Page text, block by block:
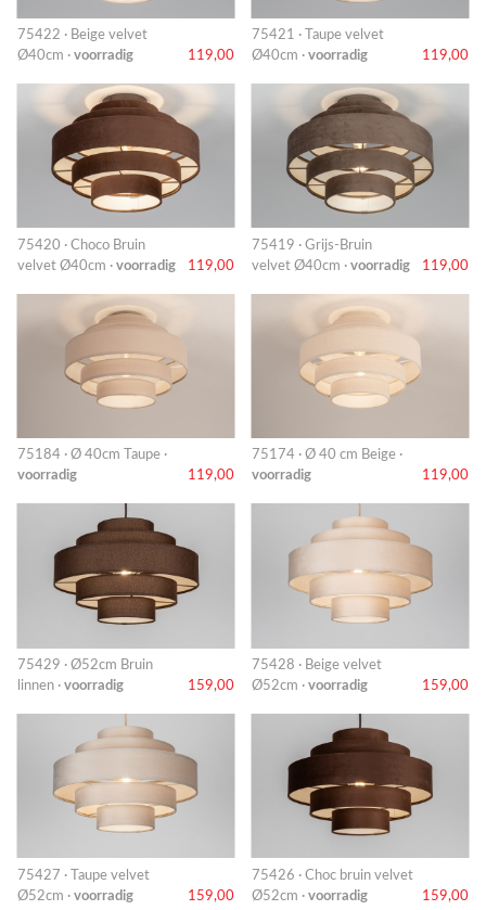
75422 · Beige velvet
Ø40cm · voorradig 119,00
75421 · Taupe velvet
Ø40cm · voorradig 119,00
75420 · Choco Bruin
velvet Ø40cm · voorradig 119,00
75419 · Grijs-Bruin
velvet Ø40cm · voorradig 119,00
75184 · Ø 40cm Taupe ·
voorradig
119,00
75174 · Ø 40 cm Beige ·
voorradig
119,00
75429 · Ø52cm Bruin
linnen · voorradig 159,00
75428 · Beige velvet
Ø52cm · voorradig 159,00
75427 · Taupe velvet
Ø52cm · voorradig 159,00
75426 · Choc bruin velvet
Ø52cm · voorradig 159,00